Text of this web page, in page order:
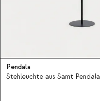
Pendala
Stehleuchte aus Samt Pendala